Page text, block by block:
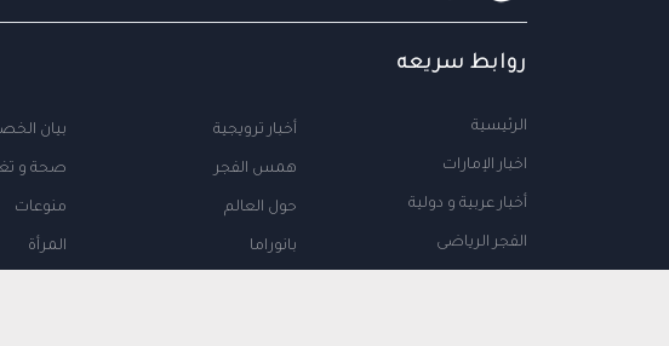
روابط سريعه
الرئيسية
اخبار الإمارات
أخبار عربية و دولية
الفجر الرياضى
أخبار ترويجية
همس الفجر
حول العالم
بانوراما
بيان
صحة و
منوعات
المرأة